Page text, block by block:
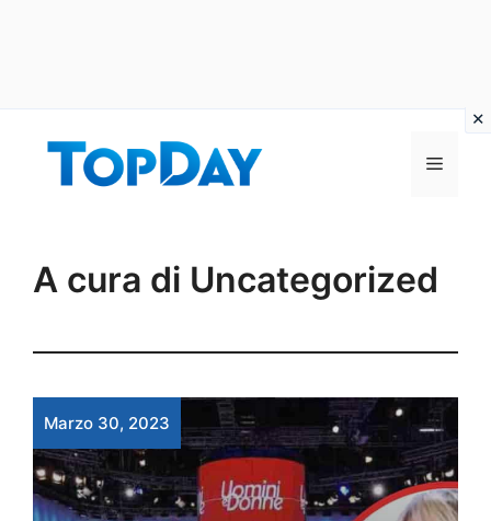
Menu
A cura di Uncategorized
Marzo 30, 2023